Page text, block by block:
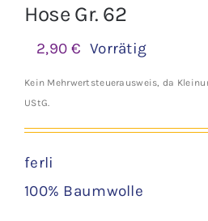
Hose Gr. 62
2,90€ Vorrätig
Kein Mehrwertsteuerausweis, da
UStG.
ferli
100% Baumwolle